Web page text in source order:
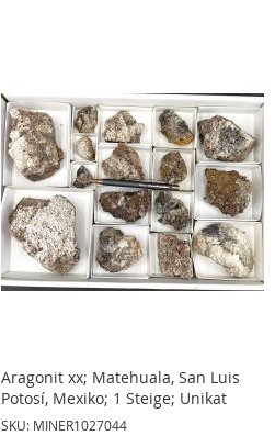
Aragonit xx; Matehuala, San Luis
Potosí, Mexiko; 1 Steige; Unikat
SKU: MINER1027044